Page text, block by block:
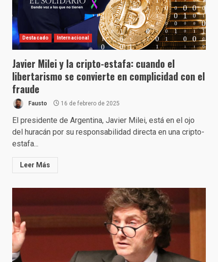
Destacado Internacional
Javier Milei y la cripto-estafa: cuando el
libertarismo se convierte en complicidad con el
fraude
Fausto 16 de febrero de 2025
El presidente de Argentina, Javier Milei, está en el ojo
del huracán por su responsabilidad directa en una cripto-
estafa...
Leer Más